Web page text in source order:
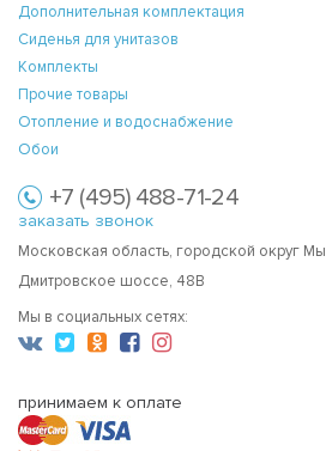
Дополнительная комплектация
Сиденья для унитазов
Комплекты
Прочие товары
Отопление и водоснабжение
Обои
+7 (495) 488-71-24
заказать звонок
Московская область, городской округ
Дмитровское шоссе, 48В
Мы в социальных сетях:
принимаем к оплате